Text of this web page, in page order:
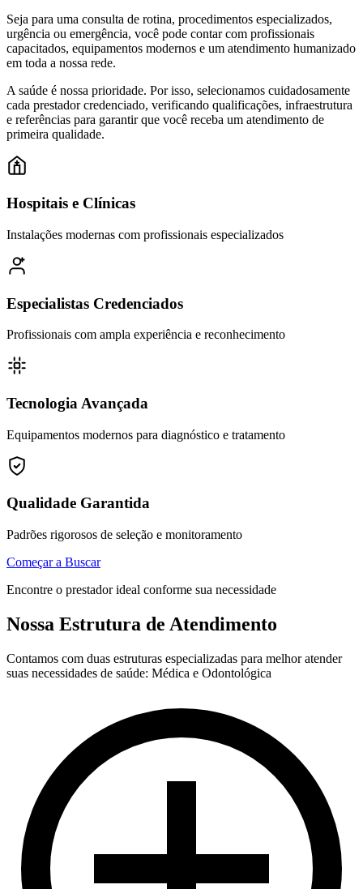
Seja para uma consulta de rotina, procedimentos especializados,
urgência ou emergência, você pode contar com profissionais
capacitados, equipamentos modernos e um atendimento humanizado
em toda a nossa rede.
A saúde é nossa prioridade. Por isso, selecionamos cuidadosamente
cada prestador credenciado, verificando qualificações, infraestrutura
e referências para garantir que você receba um atendimento de
primeira qualidade.
Hospitais e Clínicas
Instalações modernas com profissionais especializados
Especialistas Credenciados
Profissionais com ampla experiência e reconhecimento
Tecnologia Avançada
Equipamentos modernos para diagnóstico e tratamento
Qualidade Garantida
Padrões rigorosos de seleção e monitoramento
Começar a Buscar
Encontre o prestador ideal conforme sua necessidade
Nossa Estrutura de Atendimento
Contamos com duas estruturas especializadas para melhor atender
suas necessidades de saúde: Médica e Odontológica